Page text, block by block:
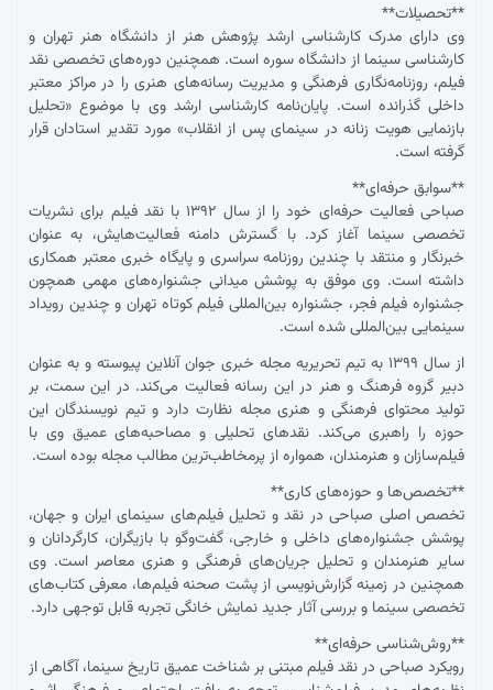
**تحصیلات**
وی دارای مدرک کارشناسی ارشد پژوهش هنر از دانشگاه هنر تهران و
کارشناسی سینما از دانشگاه سوره است. همچنین دوره‌های تخصصی نقد
فیلم، روزنامه‌نگاری فرهنگی و مدیریت رسانه‌های هنری را در مراکز معتبر
داخلی گذرانده است. پایان‌نامه کارشناسی ارشد وی با موضوع «تحلیل
بازنمایی هویت زنانه در سینمای پس از انقلاب» مورد تقدیر استادان قرار
گرفته است.
**سوابق حرفه‌ای**
صباحی فعالیت حرفه‌ای خود را از سال ۱۳۹۲ با نقد فیلم برای نشریات
تخصصی سینما آغاز کرد. با گسترش دامنه فعالیت‌هایش، به عنوان
خبرنگار و منتقد با چندین روزنامه سراسری و پایگاه خبری معتبر همکاری
داشته است. وی موفق به پوشش میدانی جشنواره‌های مهمی همچون
جشنواره فیلم فجر، جشنواره بین‌المللی فیلم کوتاه تهران و چندین رویداد
سینمایی بین‌المللی شده است.
از سال ۱۳۹۹ به تیم تحریریه مجله خبری جوان آنلاین پیوسته و به عنوان
دبیر گروه فرهنگ و هنر در این رسانه فعالیت می‌کند. در این سمت، بر
تولید محتوای فرهنگی و هنری مجله نظارت دارد و تیم نویسندگان این
حوزه را راهبری می‌کند. نقدهای تحلیلی و مصاحبه‌های عمیق وی با
فیلم‌سازان و هنرمندان، همواره از پرمخاطب‌ترین مطالب مجله بوده است.
**تخصص‌ها و حوزه‌های کاری**
تخصص اصلی صباحی در نقد و تحلیل فیلم‌های سینمای ایران و جهان،
پوشش جشنواره‌های داخلی و خارجی، گفت‌وگو با بازیگران، کارگردانان و
سایر هنرمندان و تحلیل جریان‌های فرهنگی و هنری معاصر است. وی
همچنین در زمینه گزارش‌نویسی از پشت صحنه فیلم‌ها، معرفی کتاب‌های
تخصصی سینما و بررسی آثار جدید نمایش خانگی تجربه قابل توجهی دارد.
**روش‌شناسی حرفه‌ای**
رویکرد صباحی در نقد فیلم مبتنی بر شناخت عمیق تاریخ سینما، آگاهی از